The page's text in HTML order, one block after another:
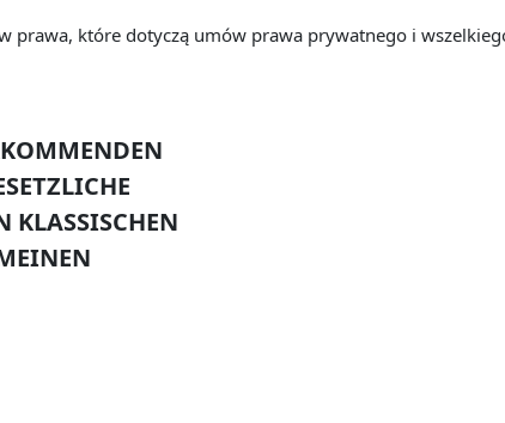
prawa, które dotyczą umów prawa prywatnego i
KLASSISCHEN